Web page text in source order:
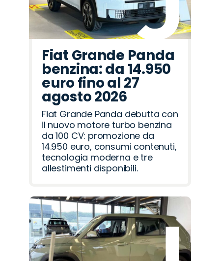
Fiat Grande Panda
benzina: da 14.950
euro fino al 27
agosto 2026
Fiat Grande Panda debutta con
il nuovo motore turbo benzina
da 100 CV: promozione da
14.950 euro, consumi contenuti,
tecnologia moderna e tre
allestimenti disponibili.